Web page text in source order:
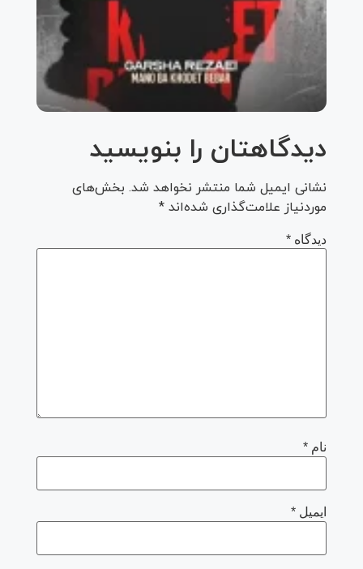
دیدگاهتان را بنویسید
نشانی ایمیل شما منتشر نخواهد شد. بخش‌های
موردنیاز علامت‌گذاری شده‌اند *
دیدگاه *
نام *
ایمیل *